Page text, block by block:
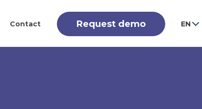
Contact Request demo EN